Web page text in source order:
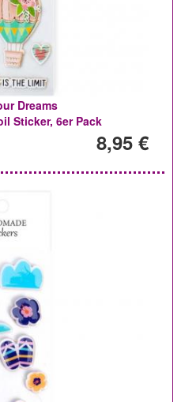
Dreams
Sticker, 6er Pack
8,95 €